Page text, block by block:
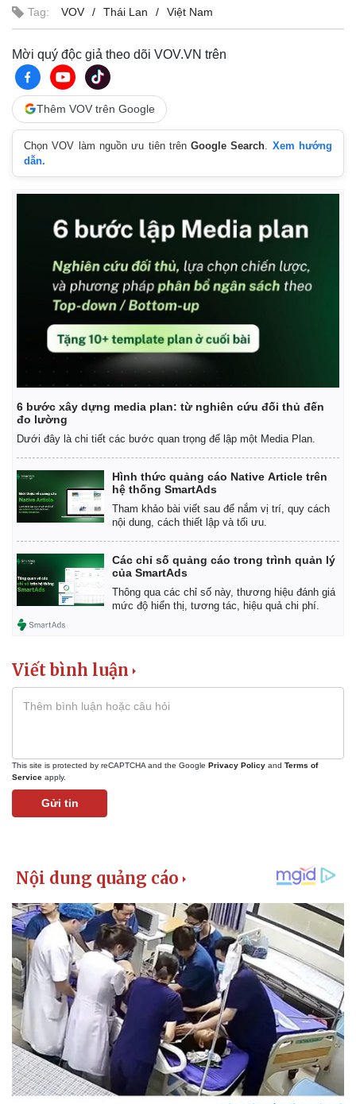
Tin nóng
Tư vấn luật
Vũ khí
Việt Nam
Phân tích
Tag: VOV Thái Lan Việt Nam
Mời quý độc giả theo dõi VOV.VN trên
Thêm VOV trên Google
Chọn VOV làm nguồn ưu tiên trênGoogle Search
Xem hướng
dẫn.
6 bước xây dựng media plan: từ nghiên cứu đối thủ đến
đo lường
Dưới đây là chi tiết các bước quan trọng để lập một Media Plan.
Hình thức quảng cáo Native Article trên
hệ thống SmartAds
Tham khảo bài viết sau để nắm vị trí, quy cách
nội dung, cách thiết lập và tối ưu.
Các chỉ số quảng cáo trong trình quản lý
của SmartAds
Thông qua các chỉ số này, thương hiệu đánh giá
mức độ hiển thị, tương tác, hiệu quả chi phí.
Viết bình luận
This site is protected by reCAPTCHA and the Google Privacy Policy and Terms of
Service apply.
Gửi tin